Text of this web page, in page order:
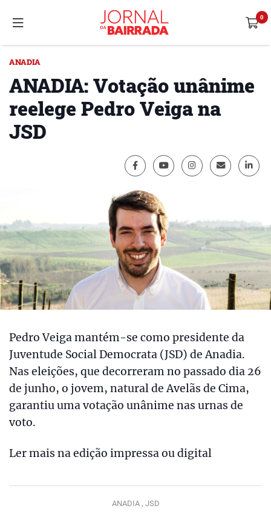
ANADIA
ANADIA: Votação unânime
reelege Pedro Veiga na
JSD
Pedro Veiga mantém-se como presidente da
Juventude Social Democrata (JSD) de Anadia.
Nas eleições, que decorreram no passado dia 26
de junho, o jovem, natural de Avelãs de Cima,
garantiu uma votação unânime nas urnas de
voto.
Ler mais na edição impressa ou digital
ANADIA , JSD